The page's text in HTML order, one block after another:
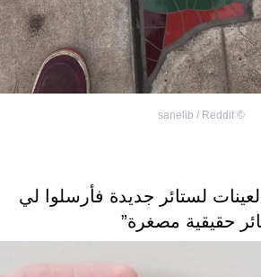
©
sanelib / Reddit
لستائر جديدة فأرسلوا لي
حقيقية مصغرة”